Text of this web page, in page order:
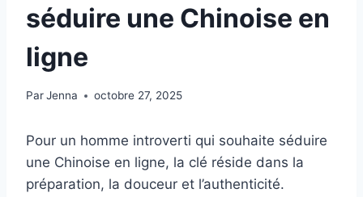
séduire une Chinoise en
ligne
ParJenna octobre 27, 2025
Pour un homme introverti qui souhaite séduire
une Chinoise en ligne, la clé réside dans la
préparation, la douceur et l’authenticité.